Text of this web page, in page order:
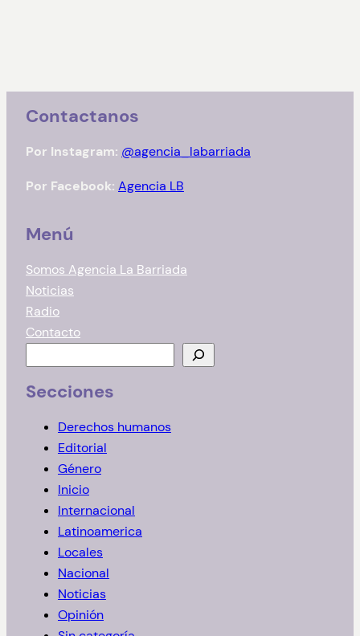
Contactanos
Por Instagram: @agencia_labarriada
Por Facebook: Agencia LB
Menú
Somos Agencia La Barriada
Noticias
Radio
Contacto
s
Secciones
Derechos humanos
Editorial
Género
Inicio
Internacional
Latinoamerica
Locales
Nacional
Noticias
Opinión